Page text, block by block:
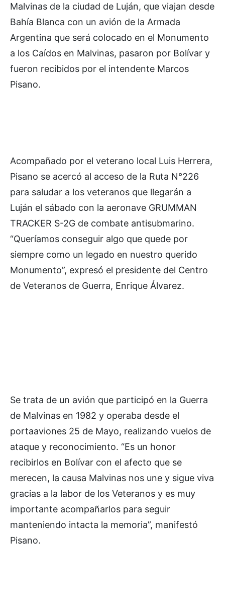
Malvinas de la ciudad de Luján, que viajan desde
Bahía Blanca con un avión de la Armada
Argentina que será colocado en el Monumento
a los Caídos en Malvinas, pasaron por Bolívar y
fueron recibidos por el intendente Marcos
Pisano.
Acompañado por el veterano local Luis Herrera,
Pisano se acercó al acceso de la Ruta N°226
para saludar a los veteranos que llegarán a
Luján el sábado con la aeronave GRUMMAN
TRACKER S-2G de combate antisubmarino.
“Queríamos conseguir algo que quede por
siempre como un legado en nuestro querido
Monumento”, expresó el presidente del Centro
de Veteranos de Guerra, Enrique Álvarez.
Se trata de un avión que participó en la Guerra
de Malvinas en 1982 y operaba desde el
portaaviones 25 de Mayo, realizando vuelos de
ataque y reconocimiento. “Es un honor
recibirlos en Bolívar con el afecto que se
merecen, la causa Malvinas nos une y sigue viva
gracias a la labor de los Veteranos y es muy
importante acompañarlos para seguir
manteniendo intacta la memoria”, manifestó
Pisano.